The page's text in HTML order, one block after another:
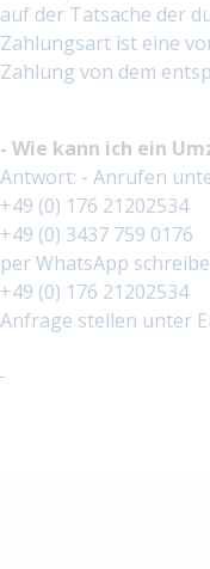
auf der Tatsache der
Zahlungsart ist eine
Zahlung von dem
- Wie kann ich ein
Antwort: - Anrufen
+49 (0) 176 21202534
+49 (0) 3437 759 0176
per WhatsApp
+49 (0) 176 21202534
Anfrage stellen unter